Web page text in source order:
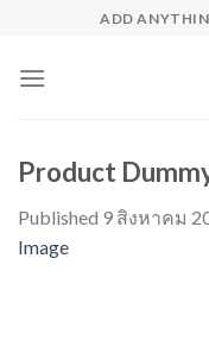
content
ADD
Product
Published 9 สิงหาคม
Image